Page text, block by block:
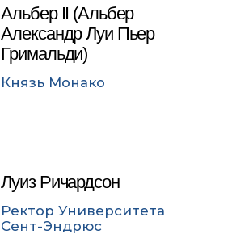
Альбер II (Альбер
Александр Луи Пьер
Гримальди)
Князь Монако
Луиз Ричардсон
Ректор Университета
Сент-Эндрюс